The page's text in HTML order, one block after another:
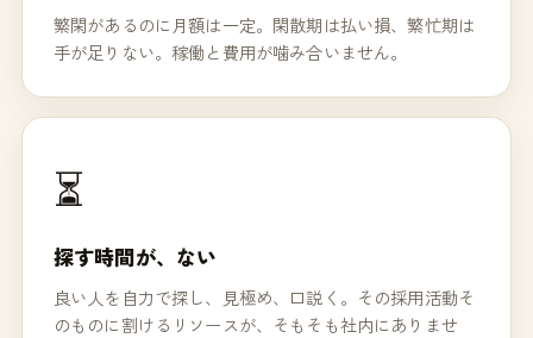
繁閑があるのに月額は一定。閑散期は払い損、繁忙期は
手が足りない。稼働と費用が噛み合いません。
⏳
探す時間が、ない
良い人を自力で探し、見極め、口説く。その採用活動そ
のものに割けるリソースが、そもそも社内にありませ